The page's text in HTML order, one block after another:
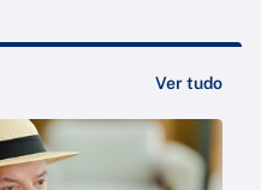
Ver tudo